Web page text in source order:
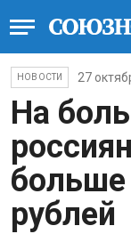
НОВОСТИ 27
На
рублей